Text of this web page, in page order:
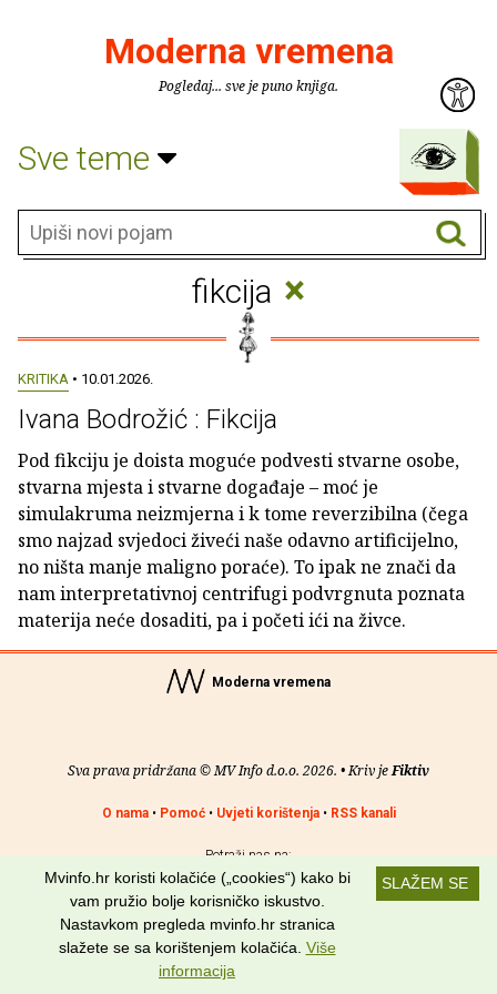
Moderna vremena
Pogledaj... sve je puno knjiga.
Sve teme
fikcija ×
KRITIKA • 10.01.2026.
Ivana Bodrožić : Fikcija
Pod fikciju je doista moguće podvesti stvarne osobe,
stvarna mjesta i stvarne događaje – moć je
simulakruma neizmjerna i k tome reverzibilna (čega
smo najzad svjedoci živeći naše odavno artificijelno,
no ništa manje maligno poraće). To ipak ne znači da
nam interpretativnoj centrifugi podvrgnuta poznata
materija neće dosaditi, pa i početi ići na živce.
Moderna vremena
Sva prava pridržana © MV Info d.o.o. 2026. • Kriv jeFiktiv
O nama• Pomoć• Uvjeti korištenja• RSS kanali
Potraži nas na:
SLAŽEM SE
Mvinfo.hr koristi kolačiće („cookies“) kako bi
vam pružio bolje korisničko iskustvo.
Nastavkom pregleda mvinfo.hr stranica
slažete se sa korištenjem kolačića. Više
informacija